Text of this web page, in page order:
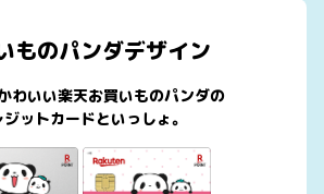
ものパンダデザイン
わいい楽天お買いものパンダの
ジットカードといっしょ。